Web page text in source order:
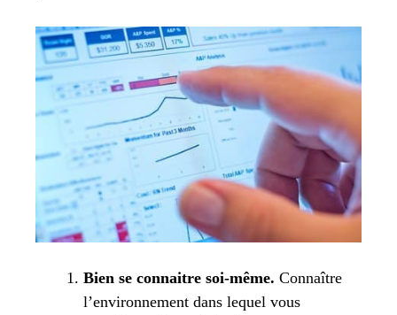
Bien se connaitre soi-même. Connaître
l’environnement dans lequel vous